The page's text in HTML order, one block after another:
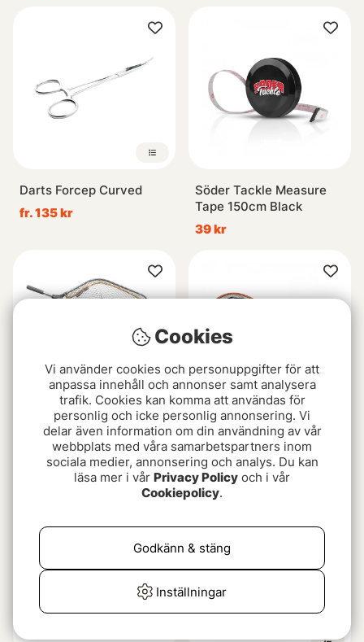
Darts Forcep Curved
fr. 135 kr
Söder Tackle Measure
Tape 150cm Black
39 kr
Savage Gear Pro Folding
Rubber Mesh Landing
fr. 499 kr
Guideline Multi Grip LW
Net - M
699 kr
Cookies
Vi använder cookies och personuppgifter för att
anpassa innehåll och annonser samt analysera
trafik. Cookies kan komma att användas för
personlig och icke personlig annonsering. Vi
delar även information om din användning av vår
webbplats med våra samarbetspartners inom
sociala medier, annonsering och analys. Du kan
läsa mer i vår Privacy Policy och i vår
Cookiepolicy.
Inställningar
Godkänn & stäng